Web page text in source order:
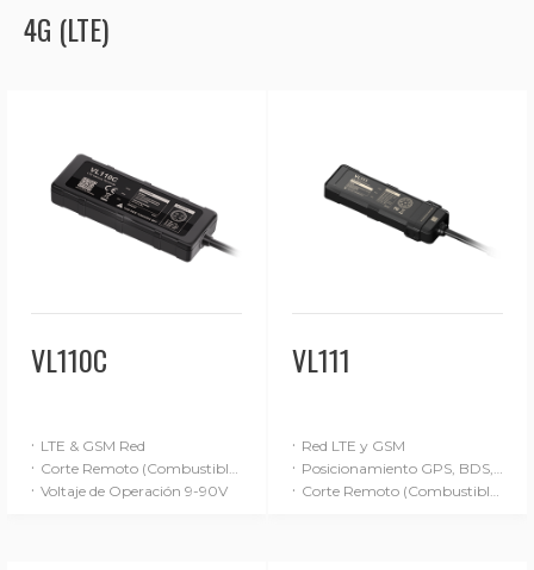
4G (LTE)
VL110C
· LTE & GSM Red
· Corte Remoto (Combustible/Energía)
· Voltaje de Operación 9-90V
VL111
· Red LTE y GSM
· Posicionamiento GPS, BDS, GLONASS y LBS
· Corte Remoto (Combustible / Alimentación)